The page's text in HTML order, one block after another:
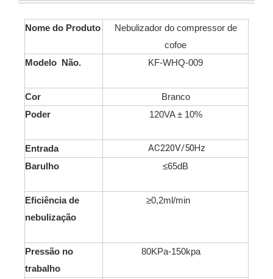
Nome do Produto
Nebulizador do compressor de
cofoe
Modelo Não.
KF-WHQ-009
Cor
Branco
Poder
120VA ± 10%
Entrada AC220V/50Hz
Barulho ≤65dB
Eficiência de
nebulização
≥0,2ml/min
Pressão no
trabalho
80KPa-150kpa